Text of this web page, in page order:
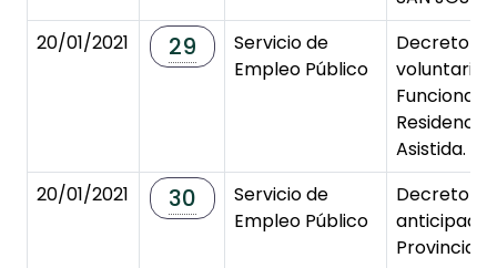
20/01/2021
29
Servicio de
Empleo Público
Decreto
voluntaria
Residencia
Asistida.
20/01/2021
30
Servicio de
Empleo Público
Decreto
anticipada
Provincial